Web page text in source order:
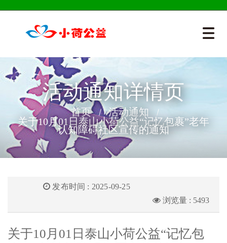
活动通知详情页
首页
活动通知
关于10月01日泰山小荷公益“记忆包裹”老年
认知障碍社区宣传的通知
发布时间 : 2025-09-25
浏览量 : 5493
关于10月01日泰山小荷公益“记忆包